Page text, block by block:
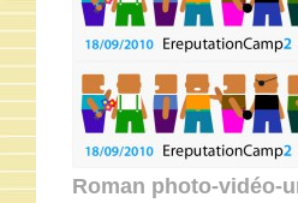
Roman photo-vidéo-